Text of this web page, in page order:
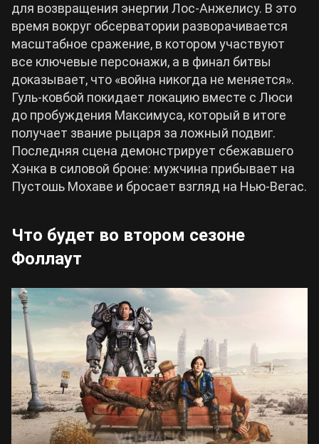
для возвращения энергии Лос-Анжелису. В это
время вокруг обсерватории разворачивается
масштабное сражение, в котором участвуют
все ключевые персонажи, а в финал битвы
доказывает, что «война никогда не меняется».
Гуль-ковбой покидает локацию вместе с Люси
до пробуждения Максимуса, который в итоге
получает звание рыцаря за ложный подвиг.
Последняя сцена демонстрирует сбежавшего
Хэнка в силовой броне: мужчина прибывает на
Пустошь Мохаве и бросает взгляд на Нью-Вегас.
Что будет во втором сезоне
Фоллаут